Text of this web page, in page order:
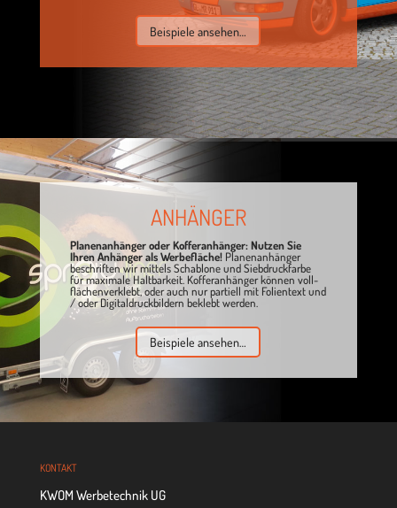
Bei­spiele ansehen…
ANHÄN­GER
Pla­nen­an­hän­ger oder Kof­fer­an­hän­ger: Nut­zen Sie
Ihren Anhän­ger als Wer­be­flä­che! Pla­nen­an­hän­ger
beschrif­ten wir mit­tels Scha­blone und Sieb­druck­farbe
für maxi­male Halt­bar­keit. Kof­fer­an­hän­ger kön­nen voll­
flä­chen­ver­klebt, oder auch nur par­ti­ell mit Foli­en­text und
/ oder Digi­tal­druck­bil­dern beklebt werden.
Bei­spiele ansehen…
KON­TAKT
KWOM Werbetechnik UG